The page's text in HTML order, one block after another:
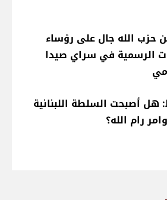
حزب الله جال على رؤساء
الرسمية في سراي صيدا
هل أصبحت السلطة اللبنانية
رام الله؟